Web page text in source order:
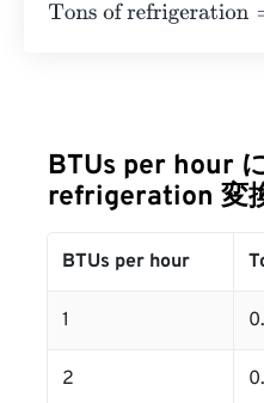
Tons of refrigeration=10
BTUs per hour
refrigeration 変
BTUs per hour
1
2